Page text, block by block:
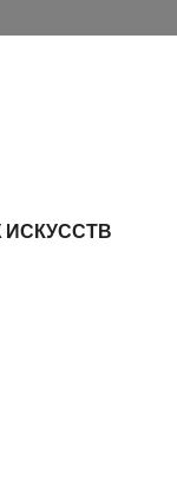
ИСКУССТВ